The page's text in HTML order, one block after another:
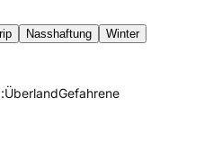
Nasshaftung Winter
ÜberlandGefahrene